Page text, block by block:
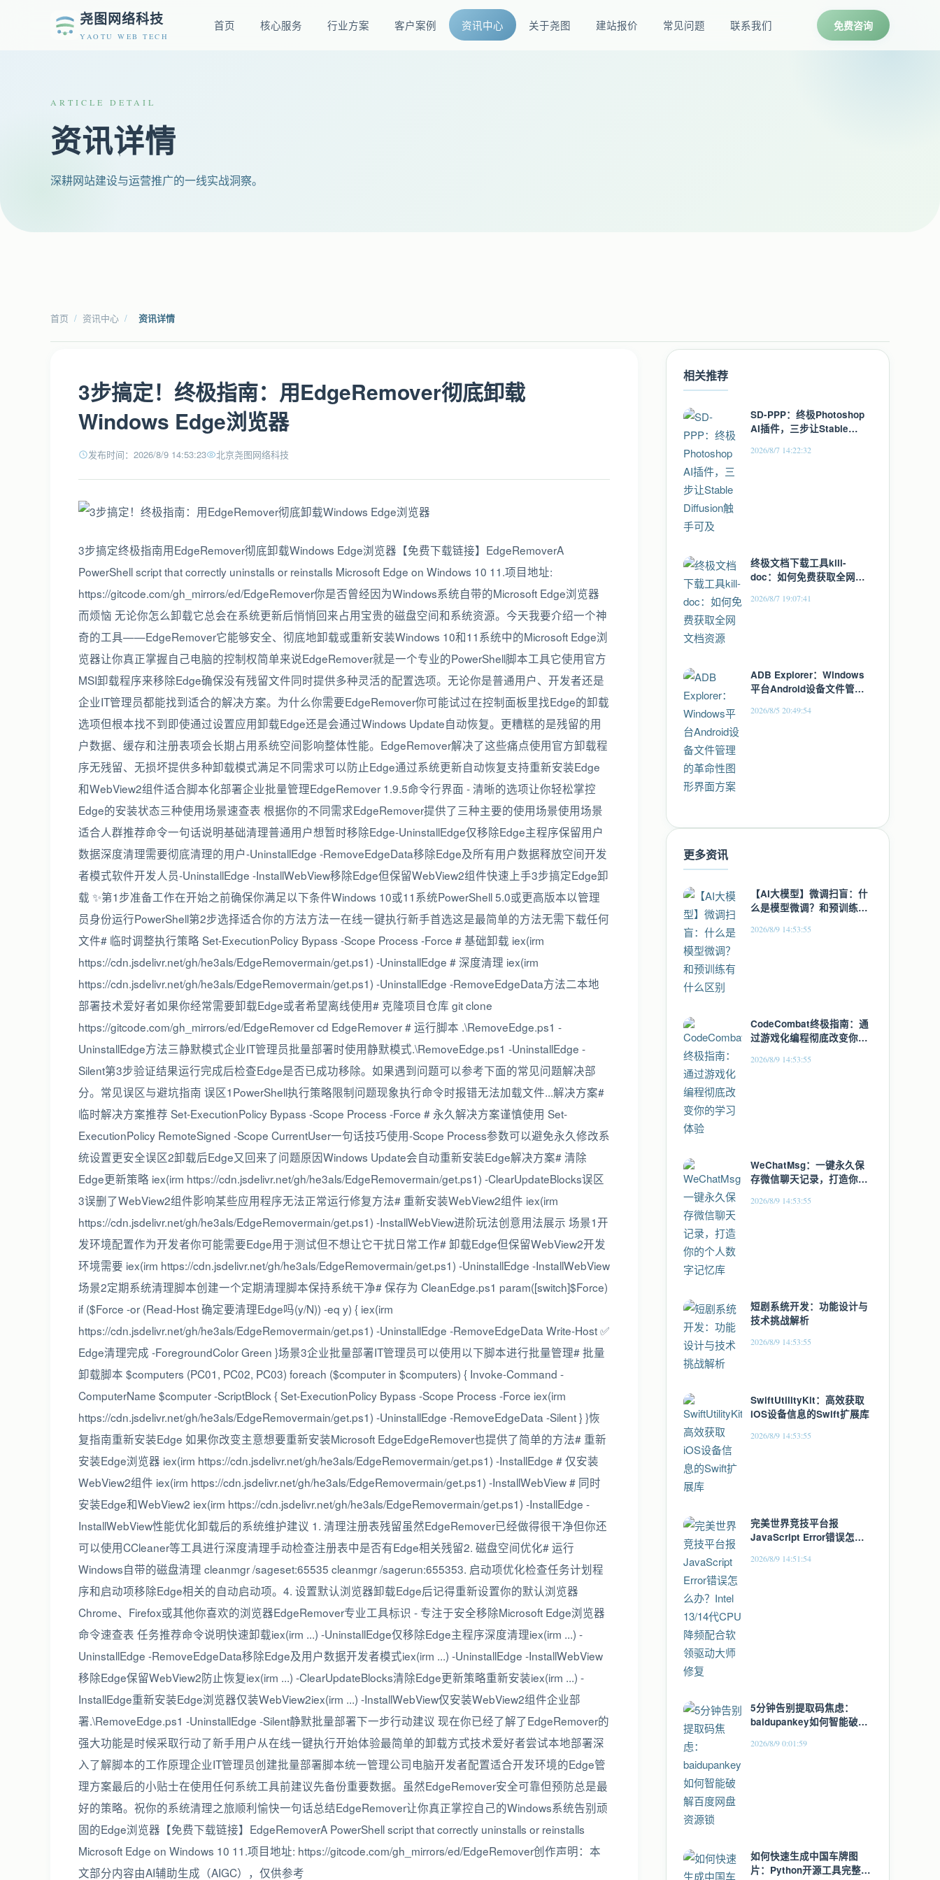
尧图网络科技
YAOTU WEB TECH
首页 核心服务 行业方案 客户案例 资讯中心 关于尧图 建站报价 常见问题 联系我们 免费咨询
ARTICLE DETAIL
资讯详情
深耕网站建设与运营推广的一线实战洞察。
首页 / 资讯中心 / 资讯详情
3步搞定！终极指南：用EdgeRemover彻底卸载
Windows Edge浏览器
发布时间：2026/8/9 14:53:23 北京尧图网络科技
3步搞定终极指南用EdgeRemover彻底卸载Windows Edge浏览器【免费下载链接】EdgeRemoverA
PowerShell script that correctly uninstalls or reinstalls Microsoft Edge on Windows 10 11.项目地址:
https://gitcode.com/gh_mirrors/ed/EdgeRemover你是否曾经因为Windows系统自带的Microsoft Edge浏览器
而烦恼 无论你怎么卸载它总会在系统更新后悄悄回来占用宝贵的磁盘空间和系统资源。今天我要介绍一个神
奇的工具——EdgeRemover它能够安全、彻底地卸载或重新安装Windows 10和11系统中的Microsoft Edge浏
览器让你真正掌握自己电脑的控制权简单来说EdgeRemover就是一个专业的PowerShell脚本工具它使用官方
MSI卸载程序来移除Edge确保没有残留文件同时提供多种灵活的配置选项。无论你是普通用户、开发者还是
企业IT管理员都能找到适合的解决方案。为什么你需要EdgeRemover你可能试过在控制面板里找Edge的卸载
选项但根本找不到即使通过设置应用卸载Edge还是会通过Windows Update自动恢复。更糟糕的是残留的用
户数据、缓存和注册表项会长期占用系统空间影响整体性能。EdgeRemover解决了这些痛点使用官方卸载程
序无残留、无损坏提供多种卸载模式满足不同需求可以防止Edge通过系统更新自动恢复支持重新安装Edge
和WebView2组件适合脚本化部署企业批量管理EdgeRemover 1.9.5命令行界面 - 清晰的选项让你轻松掌控
Edge的安装状态三种使用场景速查表 根据你的不同需求EdgeRemover提供了三种主要的使用场景使用场景
适合人群推荐命令一句话说明基础清理普通用户想暂时移除Edge-UninstallEdge仅移除Edge主程序保留用户
数据深度清理需要彻底清理的用户-UninstallEdge -RemoveEdgeData移除Edge及所有用户数据释放空间开发
者模式软件开发人员-UninstallEdge -InstallWebView移除Edge但保留WebView2组件快速上手3步搞定Edge卸
载 ✨第1步准备工作在开始之前确保你满足以下条件Windows 10或11系统PowerShell 5.0或更高版本以管理
员身份运行PowerShell第2步选择适合你的方法方法一在线一键执行新手首选这是最简单的方法无需下载任何
文件# 临时调整执行策略 Set-ExecutionPolicy Bypass -Scope Process -Force # 基础卸载 iex(irm
https://cdn.jsdelivr.net/gh/he3als/EdgeRemovermain/get.ps1) -UninstallEdge # 深度清理 iex(irm
https://cdn.jsdelivr.net/gh/he3als/EdgeRemovermain/get.ps1) -UninstallEdge -RemoveEdgeData方法二本地
部署技术爱好者如果你经常需要卸载Edge或者希望离线使用# 克隆项目仓库 git clone
https://gitcode.com/gh_mirrors/ed/EdgeRemover cd EdgeRemover # 运行脚本 .\RemoveEdge.ps1 -
UninstallEdge方法三静默模式企业IT管理员批量部署时使用静默模式.\RemoveEdge.ps1 -UninstallEdge -
Silent第3步验证结果运行完成后检查Edge是否已成功移除。如果遇到问题可以参考下面的常见问题解决部
分。常见误区与避坑指南 误区1PowerShell执行策略限制问题现象执行命令时报错无法加载文件...解决方案#
临时解决方案推荐 Set-ExecutionPolicy Bypass -Scope Process -Force # 永久解决方案谨慎使用 Set-
ExecutionPolicy RemoteSigned -Scope CurrentUser一句话技巧使用-Scope Process参数可以避免永久修改系
统设置更安全误区2卸载后Edge又回来了问题原因Windows Update会自动重新安装Edge解决方案# 清除
Edge更新策略 iex(irm https://cdn.jsdelivr.net/gh/he3als/EdgeRemovermain/get.ps1) -ClearUpdateBlocks误区
3误删了WebView2组件影响某些应用程序无法正常运行修复方法# 重新安装WebView2组件 iex(irm
https://cdn.jsdelivr.net/gh/he3als/EdgeRemovermain/get.ps1) -InstallWebView进阶玩法创意用法展示 场景1开
发环境配置作为开发者你可能需要Edge用于测试但不想让它干扰日常工作# 卸载Edge但保留WebView2开发
环境需要 iex(irm https://cdn.jsdelivr.net/gh/he3als/EdgeRemovermain/get.ps1) -UninstallEdge -InstallWebView
场景2定期系统清理脚本创建一个定期清理脚本保持系统干净# 保存为 CleanEdge.ps1 param([switch]$Force)
if ($Force -or (Read-Host 确定要清理Edge吗(y/N)) -eq y) { iex(irm
https://cdn.jsdelivr.net/gh/he3als/EdgeRemovermain/get.ps1) -UninstallEdge -RemoveEdgeData Write-Host ✅
Edge清理完成 -ForegroundColor Green }场景3企业批量部署IT管理员可以使用以下脚本进行批量管理# 批量
卸载脚本 $computers (PC01, PC02, PC03) foreach ($computer in $computers) { Invoke-Command -
ComputerName $computer -ScriptBlock { Set-ExecutionPolicy Bypass -Scope Process -Force iex(irm
https://cdn.jsdelivr.net/gh/he3als/EdgeRemovermain/get.ps1) -UninstallEdge -RemoveEdgeData -Silent } }恢
复指南重新安装Edge 如果你改变主意想要重新安装Microsoft EdgeEdgeRemover也提供了简单的方法# 重新
安装Edge浏览器 iex(irm https://cdn.jsdelivr.net/gh/he3als/EdgeRemovermain/get.ps1) -InstallEdge # 仅安装
WebView2组件 iex(irm https://cdn.jsdelivr.net/gh/he3als/EdgeRemovermain/get.ps1) -InstallWebView # 同时
安装Edge和WebView2 iex(irm https://cdn.jsdelivr.net/gh/he3als/EdgeRemovermain/get.ps1) -InstallEdge -
InstallWebView性能优化卸载后的系统维护建议 ️1. 清理注册表残留虽然EdgeRemover已经做得很干净但你还
可以使用CCleaner等工具进行深度清理手动检查注册表中是否有Edge相关残留2. 磁盘空间优化# 运行
Windows自带的磁盘清理 cleanmgr /sageset:65535 cleanmgr /sagerun:655353. 启动项优化检查任务计划程
序和启动项移除Edge相关的自动启动项。4. 设置默认浏览器卸载Edge后记得重新设置你的默认浏览器
Chrome、Firefox或其他你喜欢的浏览器EdgeRemover专业工具标识 - 专注于安全移除Microsoft Edge浏览器
命令速查表 任务推荐命令说明快速卸载iex(irm ...) -UninstallEdge仅移除Edge主程序深度清理iex(irm ...) -
UninstallEdge -RemoveEdgeData移除Edge及用户数据开发者模式iex(irm ...) -UninstallEdge -InstallWebView
移除Edge保留WebView2防止恢复iex(irm ...) -ClearUpdateBlocks清除Edge更新策略重新安装iex(irm ...) -
InstallEdge重新安装Edge浏览器仅装WebView2iex(irm ...) -InstallWebView仅安装WebView2组件企业部
署.\RemoveEdge.ps1 -UninstallEdge -Silent静默批量部署下一步行动建议 现在你已经了解了EdgeRemover的
强大功能是时候采取行动了新手用户从在线一键执行开始体验最简单的卸载方式技术爱好者尝试本地部署深
入了解脚本的工作原理企业IT管理员创建批量部署脚本统一管理公司电脑开发者配置适合开发环境的Edge管
理方案最后的小贴士在使用任何系统工具前建议先备份重要数据。虽然EdgeRemover安全可靠但预防总是最
好的策略。祝你的系统清理之旅顺利愉快一句话总结EdgeRemover让你真正掌控自己的Windows系统告别顽
固的Edge浏览器【免费下载链接】EdgeRemoverA PowerShell script that correctly uninstalls or reinstalls
Microsoft Edge on Windows 10 11.项目地址: https://gitcode.com/gh_mirrors/ed/EdgeRemover创作声明：本
文部分内容由AI辅助生成（AIGC），仅供参考
相关推荐
SD-PPP：终极Photoshop
AI插件，三步让Stable
2026/8/7 14:22:32
终极文档下载工具kill-
doc：如何免费获取全网文
2026/8/7 19:07:41
ADB Explorer：Windows
平台Android设备文件管理
2026/8/5 20:49:54
更多资讯
【AI大模型】微调扫盲：什
么是模型微调？和预训练有
2026/8/9 14:53:55
CodeCombat终极指南：通
过游戏化编程彻底改变你的
2026/8/9 14:53:55
WeChatMsg：一键永久保
存微信聊天记录，打造你的
2026/8/9 14:53:55
短剧系统开发：功能设计与
技术挑战解析
2026/8/9 14:53:55
SwiftUtilityKit：高效获取
iOS设备信息的Swift扩展库
2026/8/9 14:53:55
完美世界竞技平台报
JavaScript Error错误怎么
配合软领驱动大师修复
2026/8/9 14:51:54
5分钟告别提取码焦虑：
baidupankey如何智能破解
2026/8/9 0:01:59
如何快速生成中国车牌图
片：Python开源工具完整指